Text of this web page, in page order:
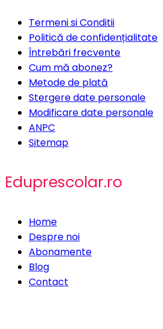
Termeni si Conditii
Politică de confidențialitate
Întrebări frecvente
Cum mă abonez?
Metode de plată
Stergere date personale
Modificare date personale
ANPC
Sitemap
Eduprescolar.ro
Home
Despre noi
Abonamente
Blog
Contact